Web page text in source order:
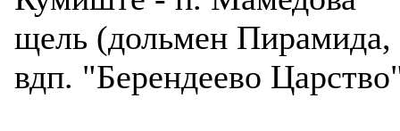
щель (дольмен Пирамида,
вдп. "Берендеево